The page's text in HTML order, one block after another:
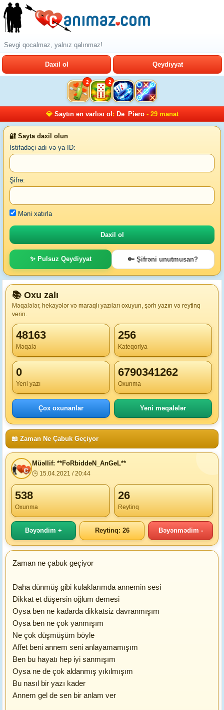
Sevgi qocalmaz, yalnız qalınmaz!
Daxil ol Qeydiyyat
2 2
💎 Saytın ən varlısı ol : De_Piero- 29 manat
🔐 Sayta daxil olun
İstifadəçi adı və ya ID:
Şifrə:
Məni xatırla
✨ Pulsuz Qeydiyyat 🔑 Şifrəni unutmusan?
📚 Oxu zalı
Məqalələr, hekayələr və maraqlı yazıları oxuyun, şərh yazın və reytinq
verin.
48163
Məqalə
256
Kateqoriya
0
Yeni yazı
6790341262
Oxunma
Çox oxunanlar Yeni məqalələr
📖 Zaman Ne Çabuk Geçiyor
Müəllif: **FoRbiddeN_AnGeL**
🕒 15.04.2021 / 20:44
538
Oxunma
26
Reytinq
Bəyəndim + Reytinq: 26 Bəyənmədim -
Zaman ne çabuk geçiyor
Daha dünmüş gibi kulaklarımda annemin sesi
Dikkat et düşersin oğlum demesi
Oysa ben ne kadarda dikkatsiz davranmışım
Oysa ben ne çok yanmışım
Ne çok düşmüşüm böyle
Affet beni annem seni anlayamamışım
Ben bu hayatı hep iyi sanmışım
Oysa ne de çok aldanmış yıkılmışım
Bu nasıl bir yazı kader
Annem gel de sen bir anlam ver